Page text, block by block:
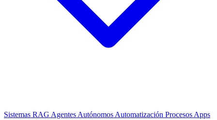
Sistemas RAG Agentes Autónomos Automatización Procesos Apps